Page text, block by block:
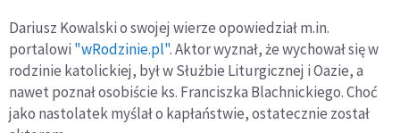
Dariusz Kowalski o swojej wierze opowiedział m.in.
portalowi "wRodzinie.pl". Aktor wyznał, że wychował się w
rodzinie katolickiej, był w Służbie Liturgicznej i Oazie, a
nawet poznał osobiście ks. Franciszka Blachnickiego. Choć
jako nastolatek myślał o kapłaństwie, ostatecznie został